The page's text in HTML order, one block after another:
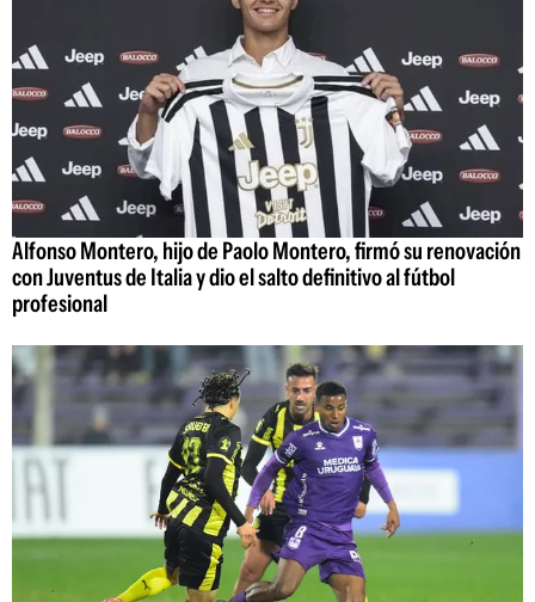
Alfonso Montero, hijo de Paolo Montero, firmó su renovación
con Juventus de Italia y dio el salto definitivo al fútbol
profesional